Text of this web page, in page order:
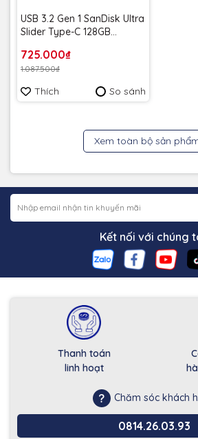
USB 3.2 Gen 1 SanDisk Ultra
Slider Type-C 128GB
G46 - Bảo hành 5 năm
725.000₫
1.087.500₫
Thích So sánh
Xem toàn bộ sản
Kết nối với chúng
Thanh toán
linh hoạt
Chăm sóc khách
0814.26.03.93